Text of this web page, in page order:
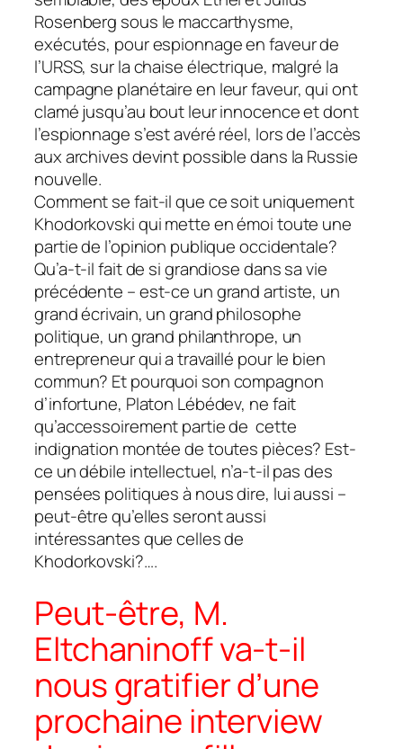
Rosenberg sous le maccarthysme,
exécutés, pour espionnage en faveur de
l’URSS, sur la chaise électrique, malgré la
campagne planétaire en leur faveur, qui ont
clamé jusqu’au bout leur innocence et dont
l’espionnage s’est avéré réel, lors de l’accès
aux archives devint possible dans la Russie
nouvelle.
Comment se fait-il que ce soit uniquement
Khodorkovski qui mette en émoi toute une
partie de l’opinion publique occidentale?
Qu’a-t-il fait de si grandiose dans sa vie
précédente – est-ce un grand artiste, un
grand écrivain, un grand philosophe
politique, un grand philanthrope, un
entrepreneur qui a travaillé pour le bien
commun? Et pourquoi son compagnon
d’infortune, Platon Lébédev, ne fait
qu’accessoirement partie de cette
indignation montée de toutes pièces? Est-
ce un débile intellectuel, n’a-t-il pas des
pensées politiques à nous dire, lui aussi –
peut-être qu’elles seront aussi
intéressantes que celles de
Khodorkovski?….
Peut-être, M.
Eltchaninoff va-t-il
nous gratifier d’une
prochaine interview